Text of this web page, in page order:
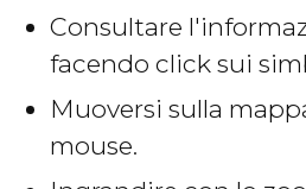
Consultare
facendo click sui
Muoversi sulla
mouse.